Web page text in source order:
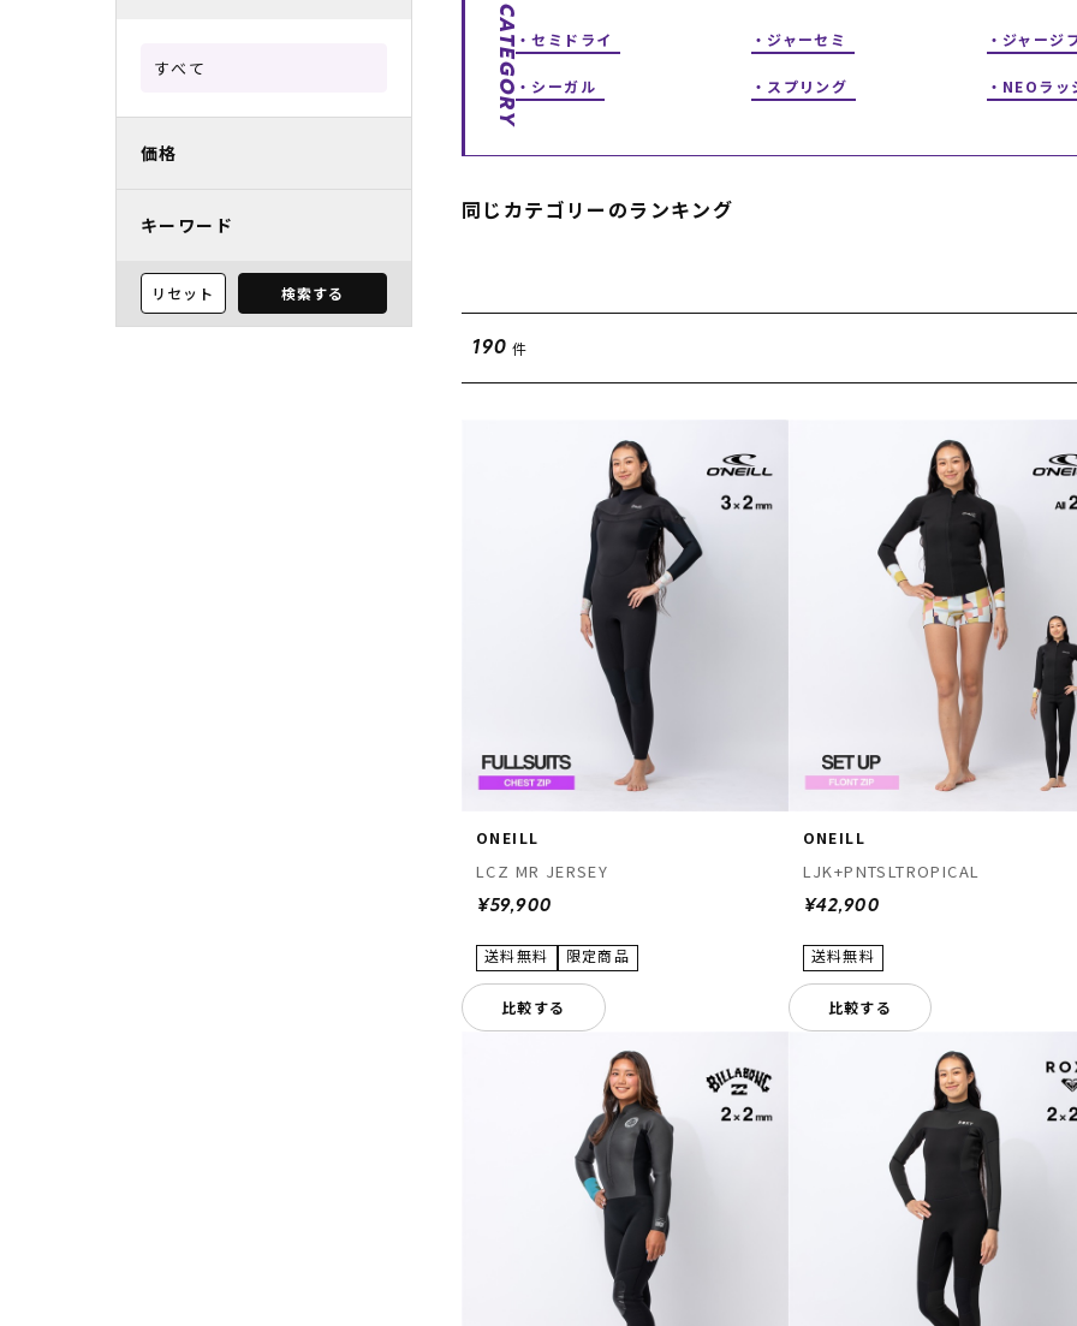
CATEGORY セミドライ ジャーセミ ジャージ
シーガル スプリング NEOラッ
同じカテゴリーのランキング
190 件
ONEILL
LCZ MR JERSEY
¥59,900
比較する
ONEILL
LJK+PNTSLTROPICAL
¥42,900
比較する
すべて
価格
キーワード
リセット 検索する